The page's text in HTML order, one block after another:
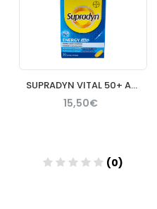
SUPRADYN VITAL 50+ ANTIOXIDANTES 30 COMP
15,50€
(0)